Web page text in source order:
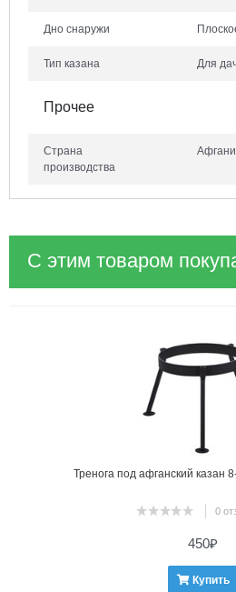
Дно снаружи
Тип казана Для
Прочее
Страна
производства
С этим товаром
Тренога под афганский казан
0
450₽
Купить